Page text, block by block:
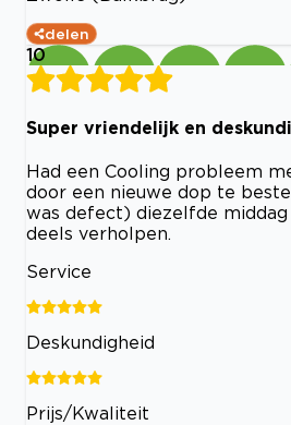
delen
10
Super vriendelijk en
Had een Cooling probleem
door een nieuwe dop te
was defect) diezelfde
deels verholpen.
Service
Deskundigheid
Prijs/Kwaliteit